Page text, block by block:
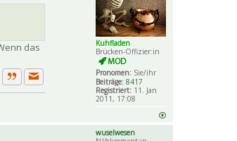
Kuhfladen
Brücken-Offizier:in
Pronomen: Sie/ihr
Beiträge: 8417
Registriert: 11. Jan
2011, 17:08
das
ZitatPrivate Nachricht senden
wuselwesen